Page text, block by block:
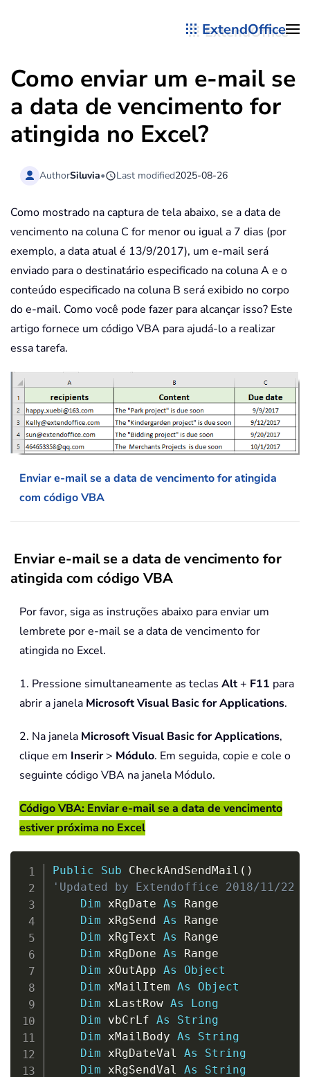
ExtendOffice
Como enviar um e-mail se
a data de vencimento for
atingida no Excel?
AuthorSiluvia• Last modified2025-08-26
Como mostrado na captura de tela abaixo, se a data de
vencimento na coluna C for menor ou igual a 7 dias (por
exemplo, a data atual é 13/9/2017), um e-mail será
enviado para o destinatário especificado na coluna A e o
conteúdo especificado na coluna B será exibido no corpo
do e-mail. Como você pode fazer para alcançar isso? Este
artigo fornece um código VBA para ajudá-lo a realizar
essa tarefa.
Enviar e-mail se a data de vencimento for atingida
com código VBA
Enviar e-mail se a data de vencimento for
atingida com código VBA
Por favor, siga as instruções abaixo para enviar um
lembrete por e-mail se a data de vencimento for
atingida no Excel.
1. Pressione simultaneamente as teclas Alt+ F11 para
abrir a janela Microsoft Visual Basic for Applications.
2. Na janela Microsoft Visual Basic for Applications,
clique em Inserir> Módulo. Em seguida, copie e cole o
seguinte código VBA na janela Módulo.
Código VBA: Enviar e-mail se a data de vencimento
estiver próxima no Excel
Public Sub CheckAndSendMail ( )
'Updated by Extendoffice 2018/11/22
Dim xRgDate As Range
Dim xRgSend As Range
Dim xRgText As Range
Dim xRgDone As Range
Dim xOutApp As
Object
Dim xMailItem As
Object
Dim xLastRow As
Long
Dim vbCrLf As
String
Dim xMailBody As
String
Dim xRgDateVal As
String
Dim xRgSendVal As
String
Copy